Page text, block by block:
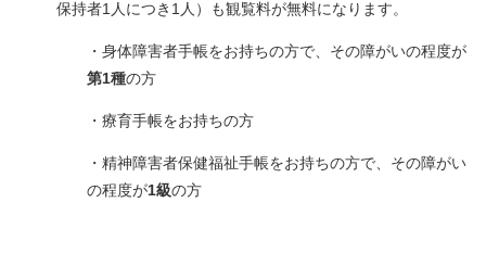
保持者1人につき1人）も観覧料が無料になります。
・身体障害者手帳をお持ちの方で、その障がいの程度が
第1種の方
・療育手帳をお持ちの方
・精神障害者保健福祉手帳をお持ちの方で、その障がい
の程度が1級の方